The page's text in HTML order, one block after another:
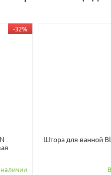
-32%
Штора для ванной